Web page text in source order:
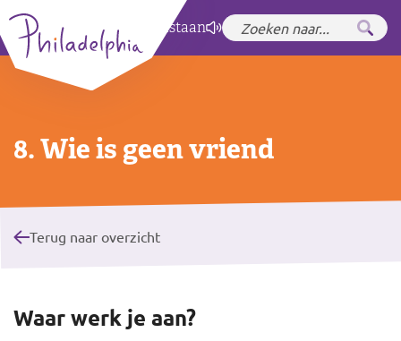
Zet hoog contrastaan
8. Wie is geen vriend
Terug naar overzicht
Waar werk je aan?